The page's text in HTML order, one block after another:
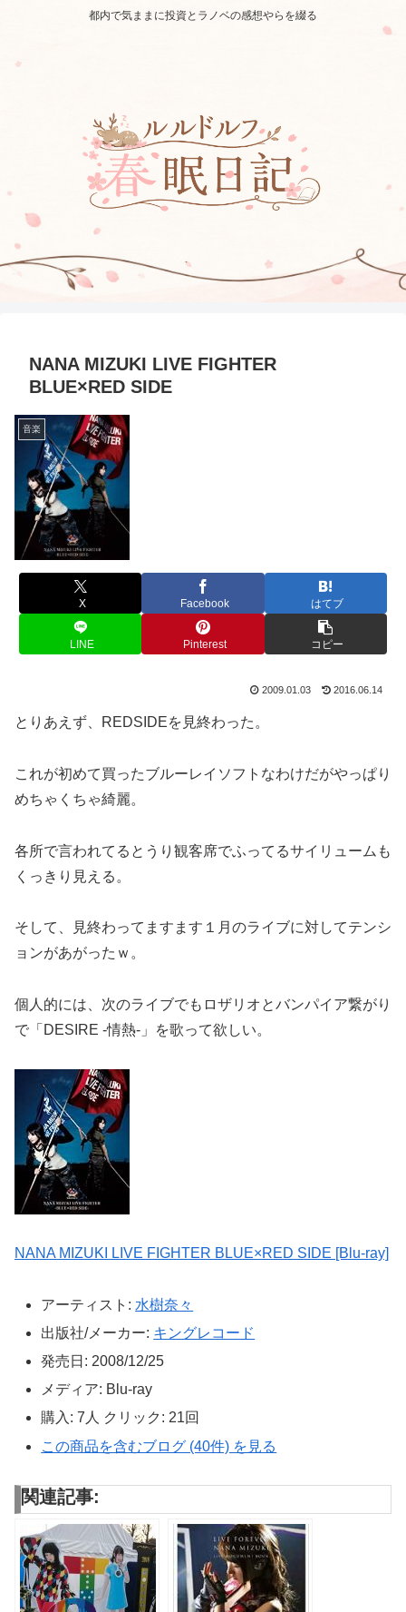
都内で気ままに投資とラノベの感想やらを綴る
NANA MIZUKI LIVE FIGHTER
BLUE×RED SIDE
音楽
X Facebook はてブ
LINE Pinterest コピー
2009.01.03 2016.06.14
とりあえず、REDSIDEを見終わった。
これが初めて買ったブルーレイソフトなわけだがやっぱり
めちゃくちゃ綺麗。
各所で言われてるとうり観客席でふってるサイリュームも
くっきり見える。
そして、見終わってますます１月のライブに対してテンシ
ョンがあがったｗ。
個人的には、次のライブでもロザリオとバンパイア繋がり
で「DESIRE -情熱-」を歌って欲しい。
NANA MIZUKI LIVE FIGHTER BLUE×RED SIDE [Blu-ray]
アーティスト: 水樹奈々
出版社/メーカー: キングレコード
発売日: 2008/12/25
メディア: Blu-ray
購入: 7人 クリック : 21回
この商品を含むブログ (40件) を見る
関連記事: